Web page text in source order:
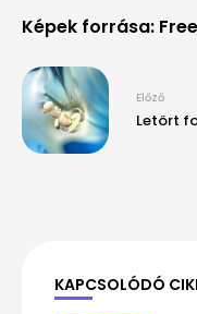
Képek forrása:
Előző
Letört
KAPCSOLÓDÓ